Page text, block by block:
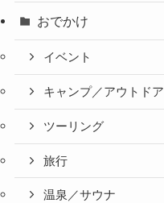
おでかけ
イベント
キャンプ／アウトドア
ツーリング
旅行
温泉／サウナ